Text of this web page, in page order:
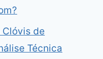
Clóvis de
Técnica